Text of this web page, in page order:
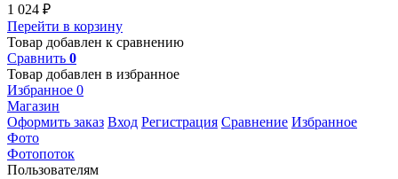
1 024 ₽
Перейти в корзину
Товар добавлен к сравнению
Сравнить 0
Товар добавлен в избранное
Избранное 0
Магазин
Оформить заказ Вход Регистрация Сравнение Избранное
Фото
Фотопоток
Пользователям